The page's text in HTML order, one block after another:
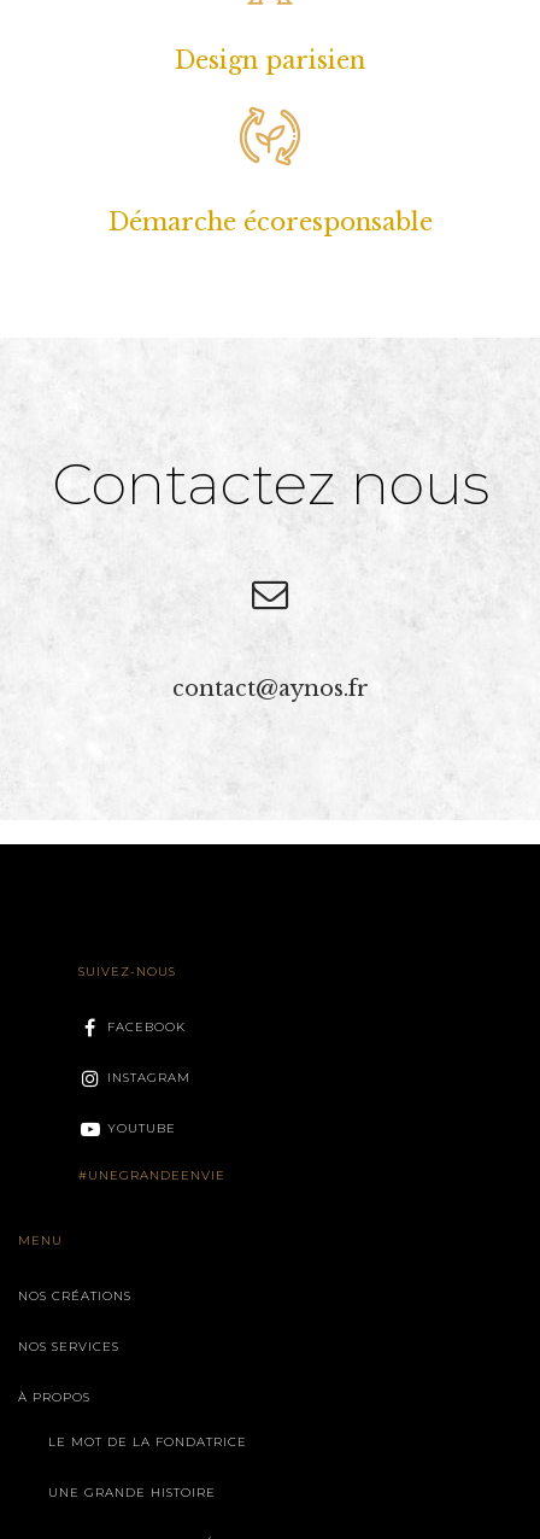
Design parisien
Démarche écoresponsable
Contactez nous
contact@aynos.fr
SUIVEZ-NOUS
FACEBOOK
INSTAGRAM
YOUTUBE
#UNEGRANDEENVIE
MENU
NOS CRÉATIONS
NOS SERVICES
À PROPOS
LE MOT DE LA FONDATRICE
UNE GRANDE HISTOIRE